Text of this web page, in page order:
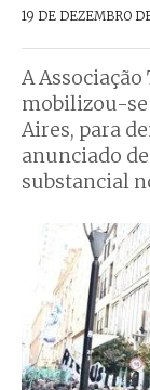
19 DE DEZEMBRO
A
mobilizou-se
Aires, para
anunciado
substancial